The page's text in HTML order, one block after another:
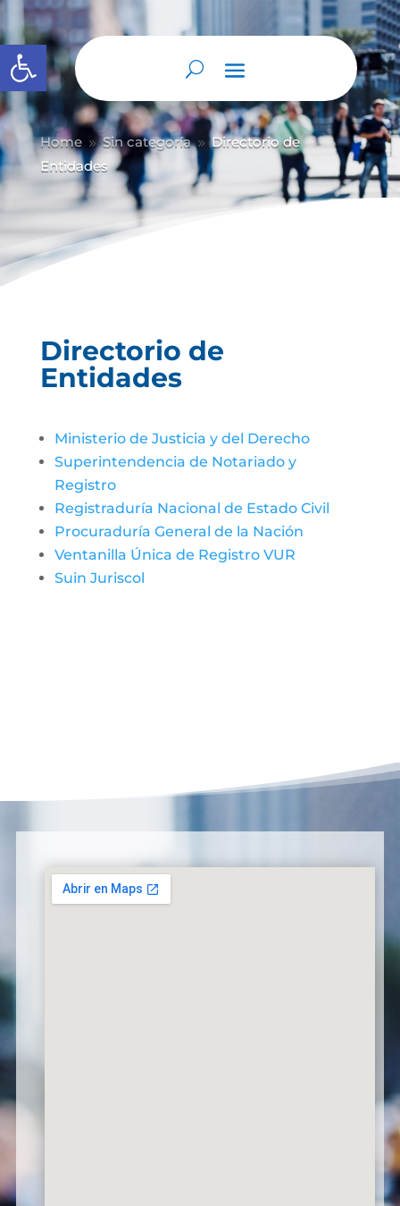
Abrir barra de herramientas
Home 9 Sin categoría 9 Directorio de
Entidades
Directorio de
Entidades
Ministerio de Justicia y del Derecho
Superintendencia de Notariado y
Registro
Registraduría Nacional de Estado Civil
Procuraduría General de la Nación
Ventanilla Única de Registro VUR
Suin Juriscol